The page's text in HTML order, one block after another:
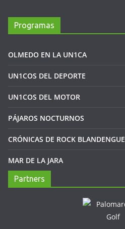
Programas
OLMEDO EN LA UN1CA
UN1COS DEL DEPORTE
UN1COS DEL MOTOR
PÁJAROS NOCTURNOS
CRÓNICAS DE ROCK BLANDENGUE
MAR DE LA JARA
Partners